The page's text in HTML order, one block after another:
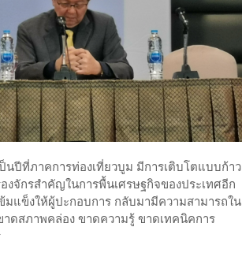
ที่ภาคการท่องเที่ยวบูม มีการเติบโตแบบก้าว
งจักรสำคัญในการพื้นเศรษฐกิจของประเทศอีก
มแข็งให้ผู้ปะกอบการ กลับมามีความสามารถใน
ดสภาพคล่อง ขาดความรู้ ขาดเทคนิคการ